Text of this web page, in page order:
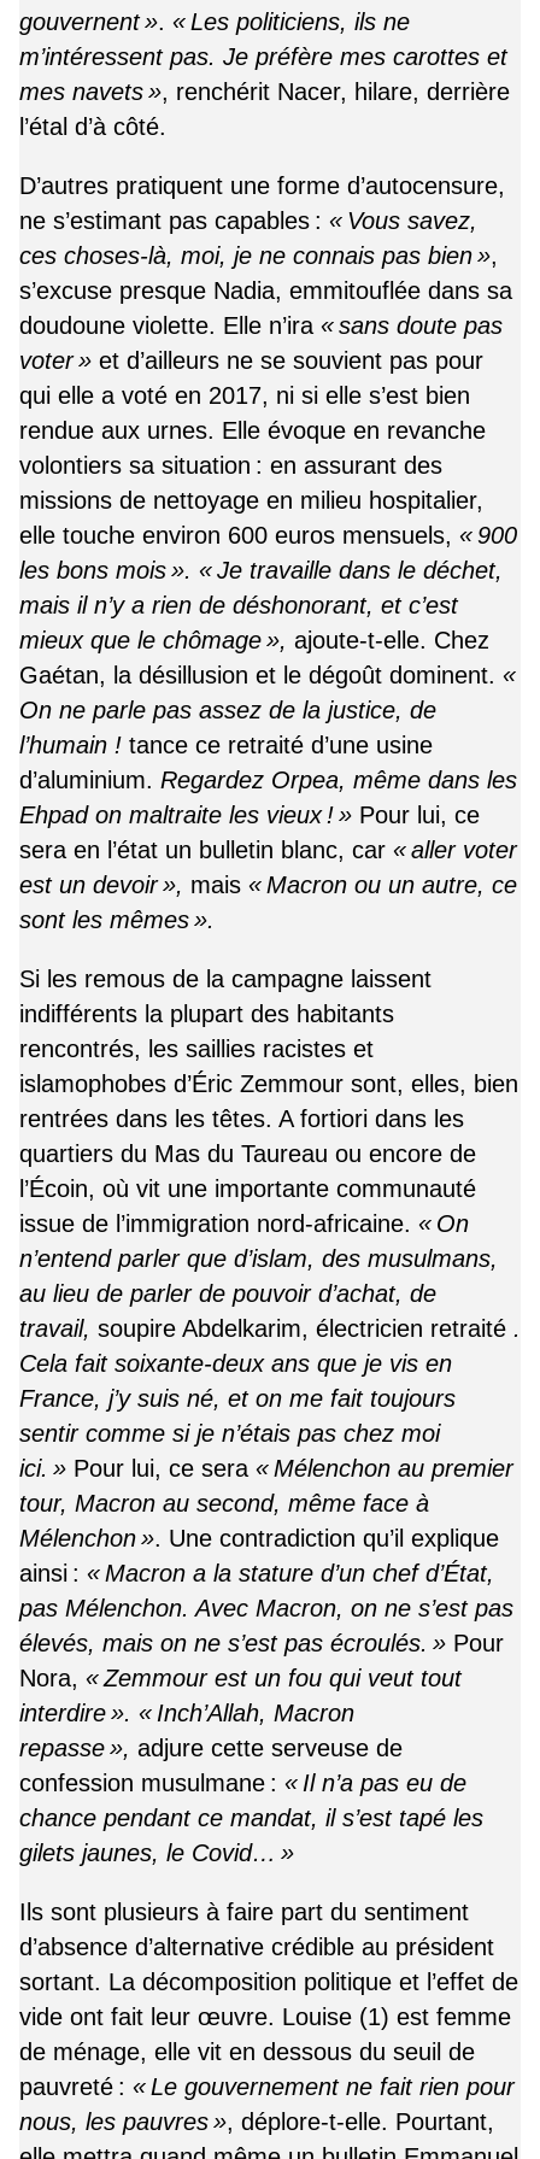
gouvernent ». « Les politiciens, ils ne
m’intéressent pas. Je préfère mes carottes et
mes navets », renchérit Nacer, hilare, derrière
l’étal d’à côté.
D’autres pratiquent une forme d’autocensure,
ne s’estimant pas capables : « Vous savez,
ces choses-là, moi, je ne connais pas bien »,
s’excuse presque Nadia, emmitouflée dans sa
doudoune violette. Elle n’ira « sans doute pas
voter » et d’ailleurs ne se souvient pas pour
qui elle a voté en 2017, ni si elle s’est bien
rendue aux urnes. Elle évoque en revanche
volontiers sa situation : en assurant des
missions de nettoyage en milieu hospitalier,
elle touche environ 600 euros mensuels, « 900
les bons mois ». « Je travaille dans le déchet,
mais il n’y a rien de déshonorant, et c’est
mieux que le chômage », ajoute-t-elle. Chez
Gaétan, la désillusion et le dégoût dominent. «
On ne parle pas assez de la justice, de
l’humain ! tance ce retraité d’une usine
d’aluminium. Regardez Orpea, même dans les
Ehpad on maltraite les vieux ! » Pour lui, ce
sera en l’état un bulletin blanc, car « aller voter
est un devoir », mais « Macron ou un autre, ce
sont les mêmes ».
Si les remous de la campagne laissent
indifférents la plupart des habitants
rencontrés, les saillies racistes et
islamophobes d’Éric Zemmour sont, elles, bien
rentrées dans les têtes. A fortiori dans les
quartiers du Mas du Taureau ou encore de
l’Écoin, où vit une importante communauté
issue de l’immigration nord-africaine. « On
n’entend parler que d’islam, des musulmans,
au lieu de parler de pouvoir d’achat, de
travail, soupire Abdelkarim, électricien retraité .
Cela fait soixante-deux ans que je vis en
France, j’y suis né, et on me fait toujours
sentir comme si je n’étais pas chez moi
ici. » Pour lui, ce sera « Mélenchon au premier
tour, Macron au second, même face à
Mélenchon ». Une contradiction qu’il explique
ainsi : « Macron a la stature d’un chef d’État,
pas Mélenchon. Avec Macron, on ne s’est pas
élevés, mais on ne s’est pas écroulés. » Pour
Nora, « Zemmour est un fou qui veut tout
interdire ». « Inch’Allah, Macron
repasse », adjure cette serveuse de
confession musulmane : « Il n’a pas eu de
chance pendant ce mandat, il s’est tapé les
gilets jaunes, le Covid… »
Ils sont plusieurs à faire part du sentiment
d’absence d’alternative crédible au président
sortant. La décomposition politique et l’effet de
vide ont fait leur œuvre. Louise (1) est femme
de ménage, elle vit en dessous du seuil de
pauvreté : « Le gouvernement ne fait rien pour
nous, les pauvres », déplore-t-elle. Pourtant,